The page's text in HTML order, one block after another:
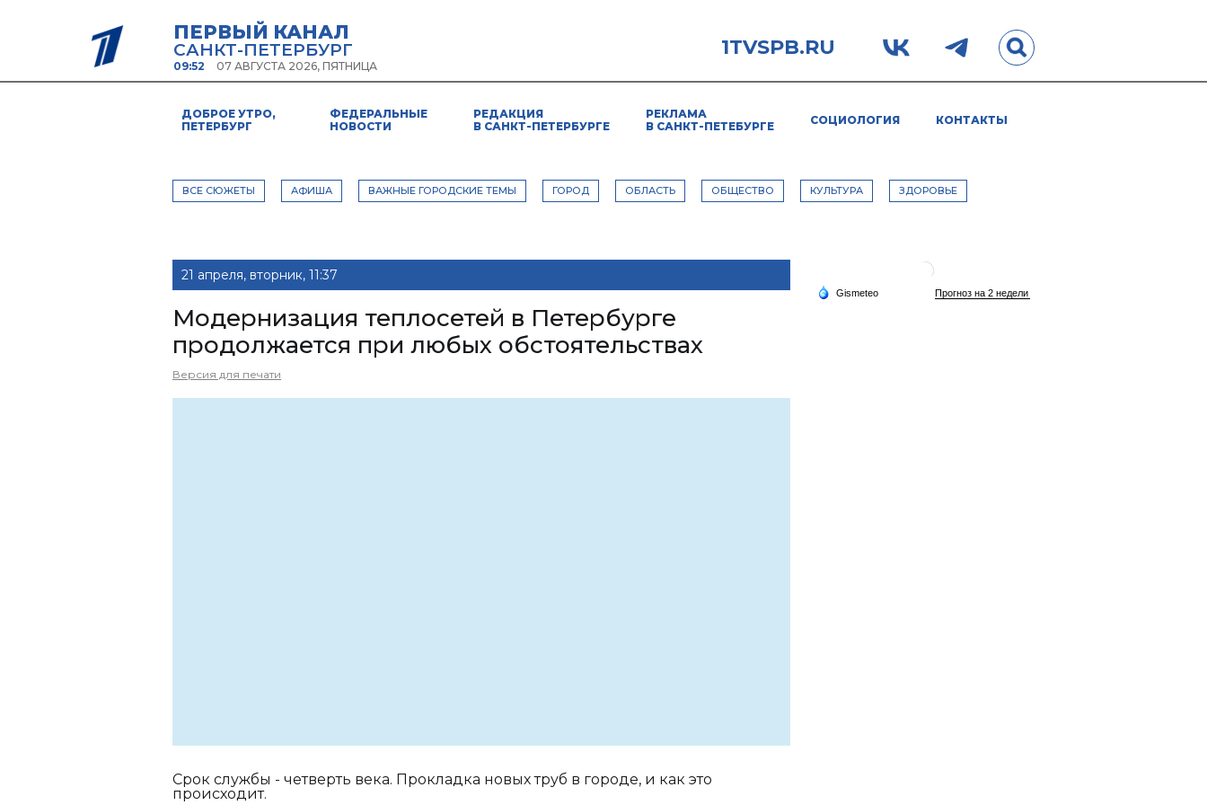
ПЕРВЫЙ КАНАЛ
САНКТ-ПЕТЕРБУРГ
09:52 07 АВГУСТА 2026, ПЯТНИЦА
1TVSPB.RU
ДОБРОЕ УТРО,
ПЕТЕРБУРГ
ФЕДЕРАЛЬНЫЕ
НОВОСТИ
РЕДАКЦИЯ
В САНКТ-ПЕТЕРБУРГЕ
РЕКЛАМА
В САНКТ-ПЕТЕБУРГЕ
СОЦИОЛОГИЯ КОНТАКТЫ
ВСЕ СЮЖЕТЫ АФИША ВАЖНЫЕ ГОРОДСКИЕ ТЕМЫ ГОРОД ОБЛАСТЬ ОБЩЕСТВО КУЛЬТУРА ЗДОРОВЬЕ
21 апреля, вторник, 11:37
Модернизация теплосетей в Петербурге
продолжается при любых обстоятельствах
Версия для печати
Срок службы - четверть века. Прокладка новых труб в городе, и как это
происходит.